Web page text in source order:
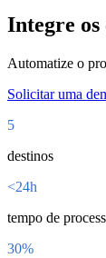
Integre os
Automatize o
Solicitar uma
5
destinos
<24h
tempo de
30%